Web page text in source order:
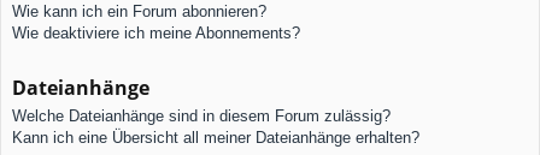
Wie kann ich ein Forum abonnieren?
Wie deaktiviere ich meine Abonnements?
Dateianhänge
Welche Dateianhänge sind in diesem Forum zulässig?
Kann ich eine Übersicht all meiner Dateianhänge erhalten?